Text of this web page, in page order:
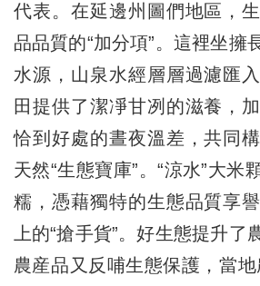
代表。在延邊州圖們地區，
品品質的“加分項”。這裡坐擁
水源，山泉水經層層過濾匯
田提供了潔凈甘冽的滋養，
恰到好處的晝夜溫差，共同
天然“生態寶庫”。“涼水”大米
糯，憑藉獨特的生態品質享
上的“搶手貨”。好生態提升了
農産品又反哺生態保護，當